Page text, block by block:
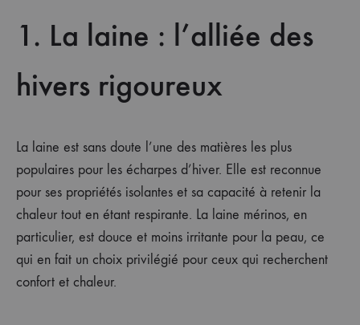
1. La laine : l’alliée des
hivers rigoureux
La laine est sans doute l’une des matières les plus
populaires pour les écharpes d’hiver. Elle est reconnue
pour ses propriétés isolantes et sa capacité à retenir la
chaleur tout en étant respirante. La laine mérinos, en
particulier, est douce et moins irritante pour la peau, ce
qui en fait un choix privilégié pour ceux qui recherchent
confort et chaleur.